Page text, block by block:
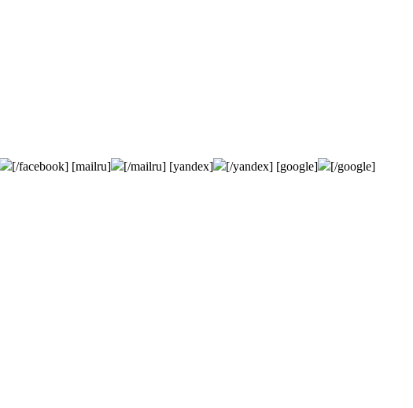
[/facebook] [mailru] [/mailru] [yandex] [/yandex] [google]
[/google]